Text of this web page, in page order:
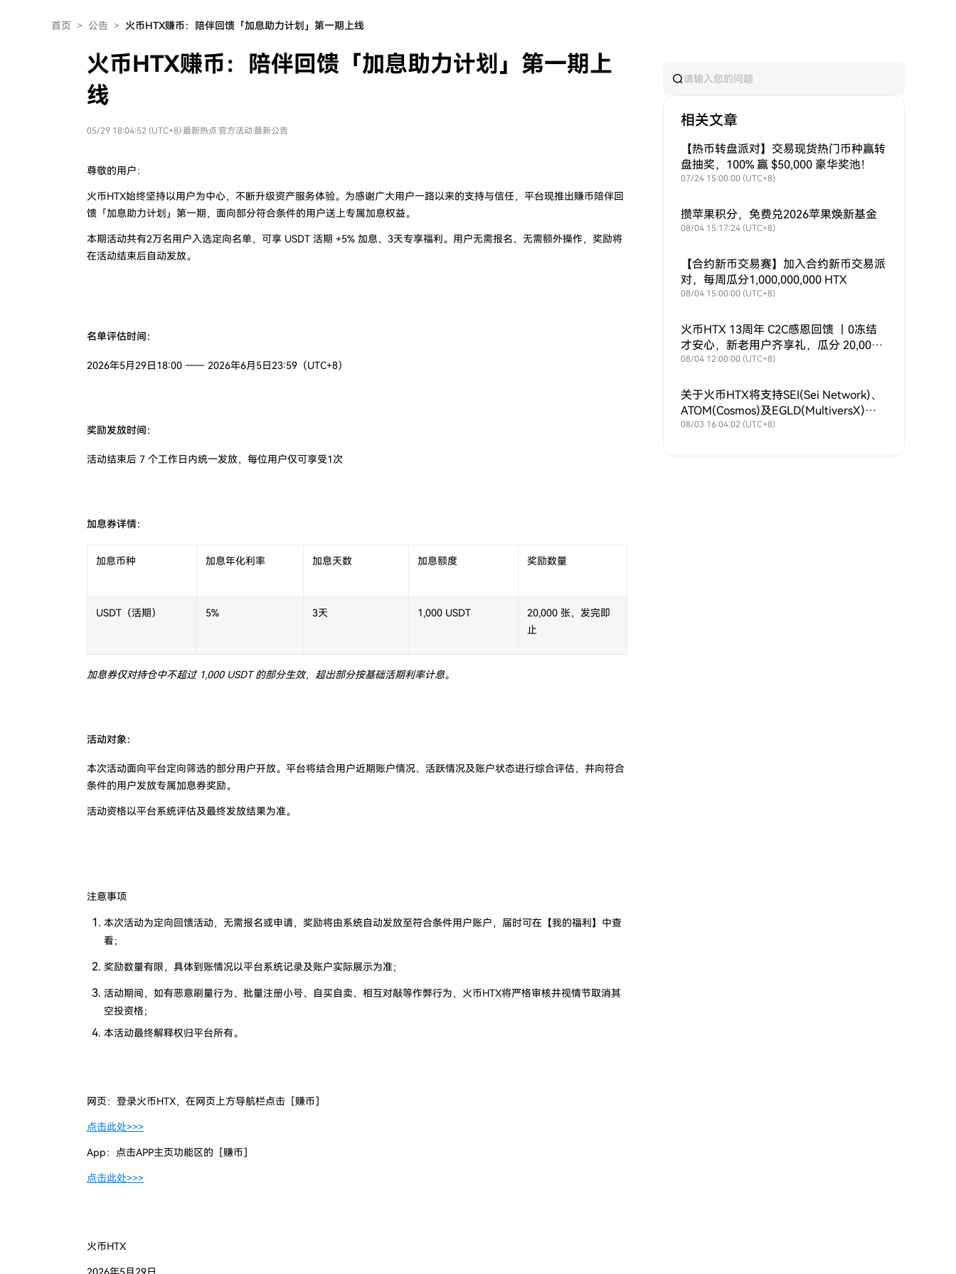
首页 > 公告 > 火币HTX赚币：陪伴回馈「加息助力计划」第一期上线
火币HTX赚币：陪伴回馈「加息助力计划」第一期上
线
05/29 18:04:52 (UTC+8)最新热点 官方活动 最新公告
尊敬的用户：
火币HTX始终坚持以用户为中心，不断升级资产服务体验。为感谢广大用户一路以来的支持与信任，平台现推出赚币陪伴回
馈「加息助力计划」第一期，面向部分符合条件的用户送上专属加息权益。
本期活动共有2万名用户入选定向名单，可享 USDT 活期 +5% 加息、3天专享福利。用户无需报名、无需额外操作，奖励将
在活动结束后自动发放。
名单评估时间：
2026年5月29日18:00 —— 2026年6月5日23:59（UTC+8）
奖励发放时间：
活动结束后 7 个工作日内统一发放，每位用户仅可享受1次
加息券详情：
加息币种 加息年化利率 加息天数 加息额度 奖励数量
USDT（活期） 5% 3天 1,000 USDT
20,000 张，发完即
止
加息券仅对持仓中不超过 1,000 USDT 的部分生效，超出部分按基础活期利率计息。
活动对象：
本次活动面向平台定向筛选的部分用户开放。平台将结合用户近期账户情况、活跃情况及账户状态进行综合评估，并向符合
条件的用户发放专属加息券奖励。
活动资格以平台系统评估及最终发放结果为准。
注意事项
本次活动为定向回馈活动，无需报名或申请，奖励将由系统自动发放至符合条件用户账户，届时可在【我的福利】中查
看；
奖励数量有限，具体到账情况以平台系统记录及账户实际展示为准；
活动期间，如有恶意刷量行为、批量注册小号、自买自卖、相互对敲等作弊行为，火币HTX将严格审核并视情节取消其
空投资格；
本活动最终解释权归平台所有。
网页：登录火币HTX，在网页上方导航栏点击［赚币］
点击此处>>>
App：点击APP主页功能区的［赚币］
点击此处>>>
火币HTX
相关文章
【热币转盘派对】交易现货热门币种赢转
盘抽奖，100% 赢 $50,000 豪华奖池！
07/24 15:00:00 (UTC+8)
攒苹果积分，免费兑2026苹果焕新基金
08/04 15:17:24 (UTC+8)
【合约新币交易赛】加入合约新币交易派
对，每周瓜分1,000,000,000 HTX
08/04 15:00:00 (UTC+8)
火币HTX 13周年 C2C感恩回馈 ｜0冻结
才安心，新老用户齐享礼，瓜分 20,000
USDT！
08/04 12:00:00 (UTC+8)
关于火币HTX将支持SEI(Sei Network)、
ATOM(Cosmos)及EGLD(MultiversX)主
网升级的公告
08/03 16:04:02 (UTC+8)